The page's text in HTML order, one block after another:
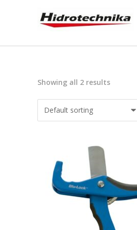
Showing all 2 results